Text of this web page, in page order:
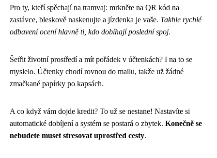
Pro ty, kteří spěchají na tramvaj: mrkněte na QR kód na
zastávce, bleskově naskenujte a jízdenka je vaše. Takhle rychlé
odbavení ocení hlavně ti, kdo dobíhají poslední spoj.
Šetřit životní prostředí a mít pořádek v účtenkách? I na to se
myslelo. Účtenky chodí rovnou do mailu, takže už žádné
zmačkané papírky po kapsách.
A co když vám dojde kredit? To už se nestane! Nastavíte si
automatické dobíjení a systém se postará o zbytek. Konečně se
nebudete muset stresovat uprostřed cesty.